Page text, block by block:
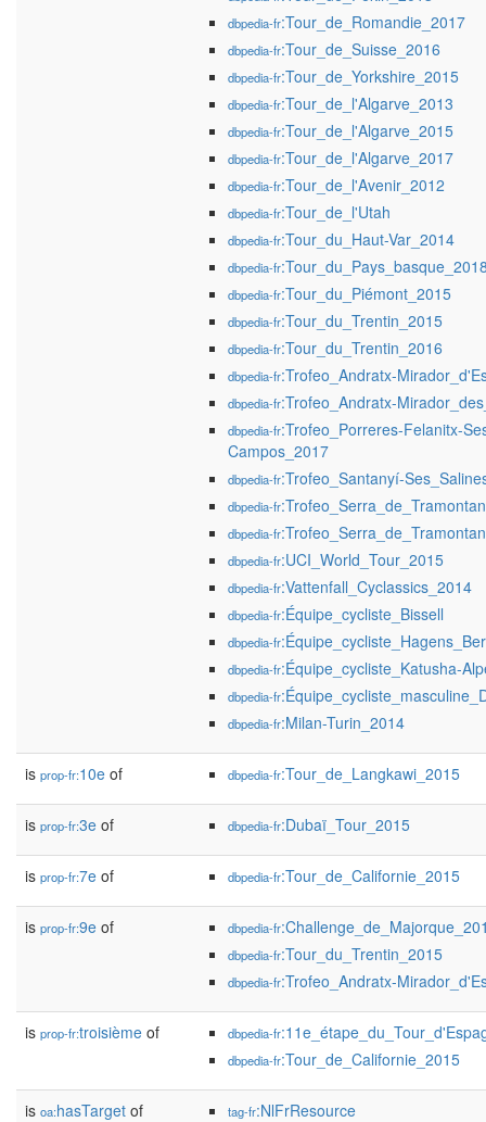
dbpedia-fr:Tour_de_Romandie_2017
dbpedia-fr:Tour_de_Suisse_2016
dbpedia-fr:Tour_de_Yorkshire_2015
dbpedia-fr:Tour_de_l'Algarve_2013
dbpedia-fr:Tour_de_l'Algarve_2015
dbpedia-fr:Tour_de_l'Algarve_2017
dbpedia-fr:Tour_de_l'Avenir_2012
dbpedia-fr:Tour_de_l'Utah
dbpedia-fr:Tour_du_Haut-Var_2014
dbpedia-fr
dbpedia-fr:Tour_du_Piémont_2015
dbpedia-fr:Tour_du_Trentin_2015
dbpedia-fr:Tour_du_Trentin_2016
dbpedia-fr:Trofeo_Andratx-
dbpedia-fr:Trofeo_Andratx-
dbpedia-fr:Trofeo_Porreres-Felanitx-
Campos_2017
dbpedia-fr:Trofeo_Santanyí-
dbpedia-fr
dbpedia-fr
dbpedia-fr:UCI_World_Tour_2015
dbpedia-fr:Vattenfall_Cyclassics_2014
dbpedia-fr:Équipe_cycliste_Bissell
dbpedia-fr
dbpedia-fr:Équipe_cycliste_Katusha-
dbpedia-fr
dbpedia-fr:Milan-Turin_2014
is prop-fr:10e of dbpedia-fr:Tour_de_Langkawi_2015
is prop-fr:3e of dbpedia-fr:Dubaï_Tour_2015
is prop-fr:7e of dbpedia-fr:Tour_de_Californie_2015
is prop-fr:9e of dbpedia-fr
dbpedia-fr:Tour_du_Trentin_2015
dbpedia-fr:Trofeo_Andratx-
is prop-fr:troisième of dbpedia-fr
dbpedia-fr:Tour_de_Californie_2015
is oa:hasTarget of tag-fr:NlFrResource